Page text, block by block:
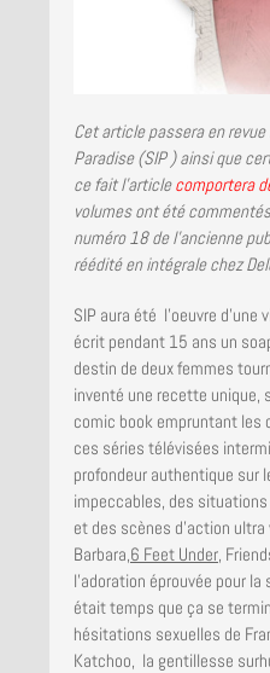
Cet article passera en
Paradise (SIP ) ainsi que
ce fait l’articlecomportera
volumes ont été
numéro 18 de l’ancienne
réédité en intégrale chez
SIP aura été l’oeuvre d’une
écrit pendant 15 ans un
destin de deux femmes
inventé une recette unique,
comic book empruntant les
ces séries télévisées
profondeur authentique sur
impeccables, des
et des scènes d’action ultra
Barbara,6 Feet Under,
l’adoration éprouvée pour
était temps que ça se
hésitations sexuelles de
Katchoo, la gentillesse